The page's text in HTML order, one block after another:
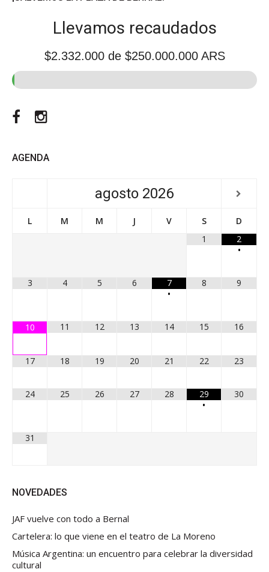
Llevamos recaudados
$2.332.000de $250.000.000 ARS
Facebook
AGENDA
agosto 2026
L M M J V S
D
1
2
•
3 4 5 6
7
•
8 9
10 11 12 13 14 15 16
17 18 19 20 21 22 23
24 25 26 27 28
29
•
30
31
NOVEDADES
JAF vuelve con todo a Bernal
Cartelera: lo que viene en el teatro de La Moreno
Música Argentina: un encuentro para celebrar la diversidad
cultural